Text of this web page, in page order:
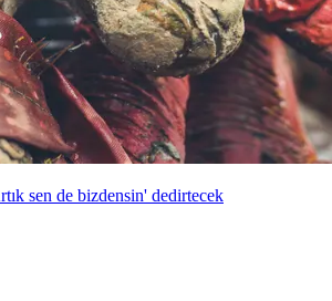
sen de bizdensin' dedirtecek